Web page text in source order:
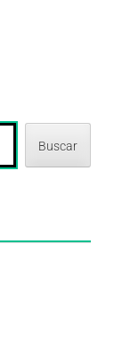
Buscar